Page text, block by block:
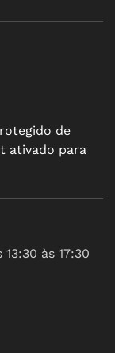
de
ativado para
às 17:30